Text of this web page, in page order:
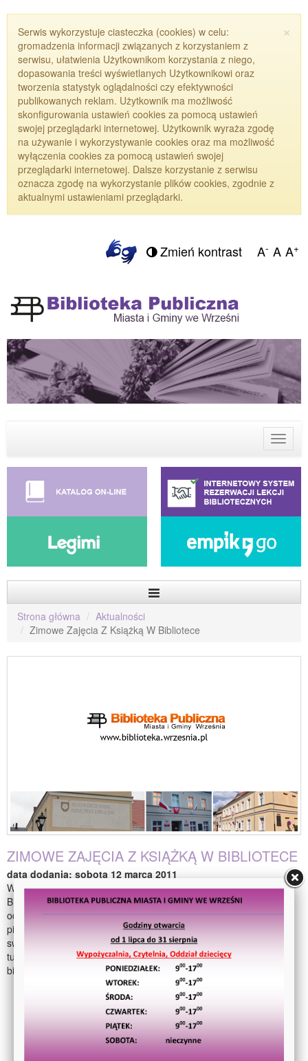
×
Serwis wykorzystuje ciasteczka (cookies) w celu:
gromadzenia informacji związanych z korzystaniem z
serwisu, ułatwienia Użytkownikom korzystania z niego,
dopasowania treści wyświetlanych Użytkownikowi oraz
tworzenia statystyk oglądalności czy efektywności
publikowanych reklam. Użytkownik ma możliwość
skonfigurowania ustawień cookies za pomocą ustawień
swojej przeglądarki internetowej. Użytkownik wyraża zgodę
na używanie i wykorzystywanie cookies oraz ma możliwość
wyłączenia cookies za pomocą ustawień swojej
przeglądarki internetowej. Dalsze korzystanie z serwisu
oznacza zgodę na wykorzystanie plików cookies, zgodnie z
aktualnymi ustawieniami przeglądarki.
Zmień kontrast A- A A+
Menu
Strona główna
Aktualności
Zimowe Zajęcia Z Książką W Bibliotece
ZIMOWE ZAJĘCIA Z KSIĄŻKĄ W BIBLIOTECE
data dodania: sobota 12 marca 2011
W ramach zimowych zajęć z książką w Oddziale Dziecięcym
Biblioteki Publicznej Miasta i Gminy we Wrześni młodzi czytelnicy
odbyli podróż do krainy lodowej. Poznały tam wesołe przygody
pingwinka Pingu i foki z książki Wandy Chotomskiej. Przedszkolaki
swoją wiedzę o Arktyce sprawdziły odpowiadając na pytania w
turnieju pytań. Wiele radości sprawiła dzieciom zabawa w
bibliotecznym igloo i taniec pingwinka. W zajęciach udział wzięli:
Przedszkole "Miś Uszatek", grupy Leśne Ludki i Jeżyki;
Przedszkole "Mali Przyrodnicy", grupy: Jeżyki, Wiewiórki i
Przedszkole z Gutowa Małego, grupa Stokrotki;
Przedszkole "Słoneczko", grupa Motylki;
SSP nr 6 kl. 0a i kl. 0b.